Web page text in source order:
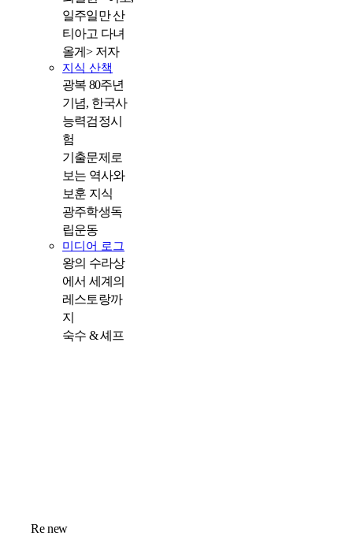
일주일만 산
티아고 다녀
올게> 저자
지식 산책
광복 80주년
기념, 한국사
능력검정시
험
기출문제로
보는 역사와
보훈 지식
광주학생독
립운동
미디어 로그
왕의 수라상
에서 세계의
레스토랑까
지
숙수 & 셰프
Re new